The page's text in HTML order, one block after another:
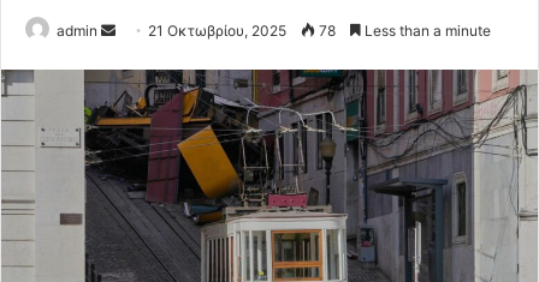
admin
Send
email
21 Οκτωβρίου, 2025 78 Less than a minute